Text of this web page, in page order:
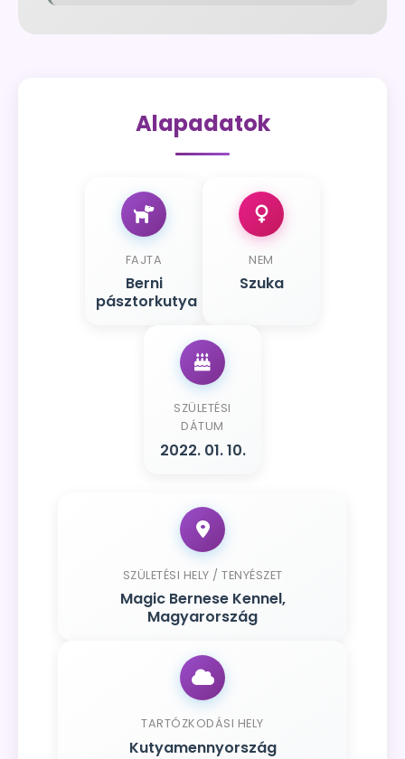
Alapadatok
FAJTA
Berni
pásztorkutya
NEM
Szuka
SZÜLETÉSI
DÁTUM
2022. 01. 10.
SZÜLETÉSI HELY / TENYÉSZET
Magic Bernese Kennel,
Magyarország
TARTÓZKODÁSI HELY
Kutyamennyország